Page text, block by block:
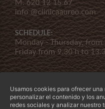
M.620 12 15 67
info @clinicaaureo.com
SCHEDULE:
Monday - Thursday,
Friday from 9.30 h to
Usamos cookies para ofrecer
personalizar el contenido y los
redes sociales y analizar nuestro